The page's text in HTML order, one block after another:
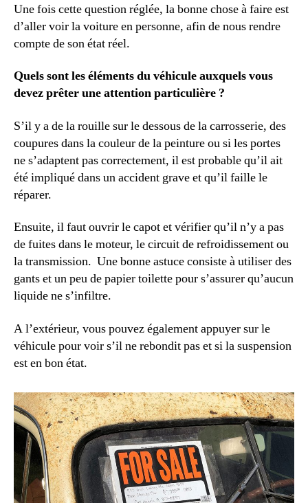
Une fois cette question réglée, la bonne chose à faire est
d’aller voir la voiture en personne, afin de nous rendre
compte de son état réel.
Quels sont les éléments du véhicule auxquels vous
devez prêter une attention particulière ?
S’il y a de la rouille sur le dessous de la carrosserie, des
coupures dans la couleur de la peinture ou si les portes
ne s’adaptent pas correctement, il est probable qu’il ait
été impliqué dans un accident grave et qu’il faille le
réparer.
Ensuite, il faut ouvrir le capot et vérifier qu’il n’y a pas
de fuites dans le moteur, le circuit de refroidissement ou
la transmission. Une bonne astuce consiste à utiliser des
gants et un peu de papier toilette pour s’assurer qu’aucun
liquide ne s’infiltre.
A l’extérieur, vous pouvez également appuyer sur le
véhicule pour voir s’il ne rebondit pas et si la suspension
est en bon état.